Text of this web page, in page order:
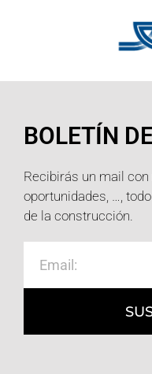
BOLETÍN
Recibirás un mail
oportunidades, …,
de la construcción.